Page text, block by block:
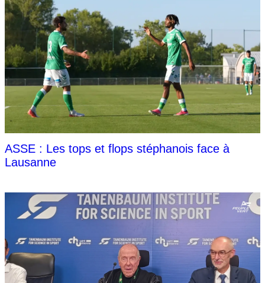
ASSE : Les tops et flops stéphanois face à
Lausanne